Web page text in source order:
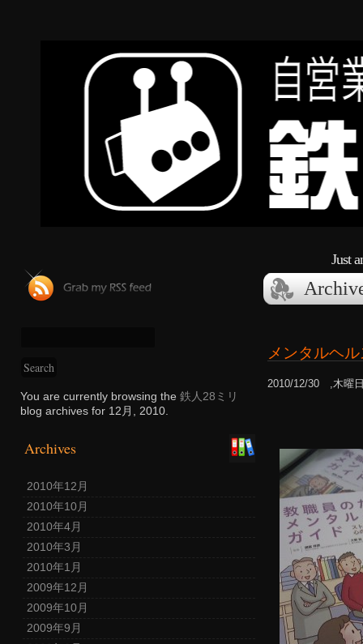
Just
You are currently browsing the 鉄人28ミリ
blog archives for 12月, 2010.
Archives
2010年12月
2010年10月
2010年4月
2010年3月
2010年1月
2009年12月
2009年10月
2009年9月
メンタルヘ
2010/12/30 ,木曜